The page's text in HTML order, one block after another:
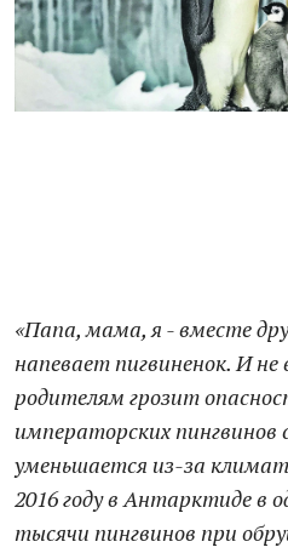
«Папа, мама, я - вместе
напевает пигвиненок. И не
родителям грозит
императорских
уменьшается из-за
2016 году в Антарктиде в
тысячи пингвинов при